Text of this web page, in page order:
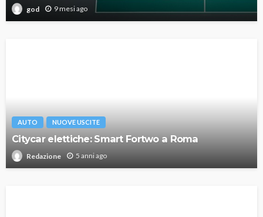
god 9 mesi ago
AUTO NUOVE USCITE
Citycar elettiche: Smart Fortwo a Roma
Redazione 5 anni ago